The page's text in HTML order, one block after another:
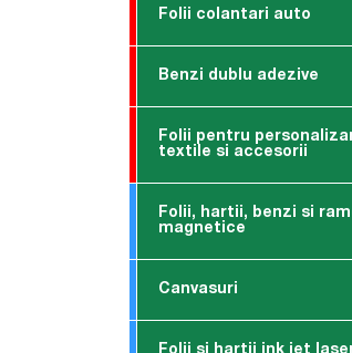
Folii colantari auto
Benzi dublu adezive
Folii pentru
textile si accesorii
Folii, hartii, benzi si
magnetice
Canvasuri